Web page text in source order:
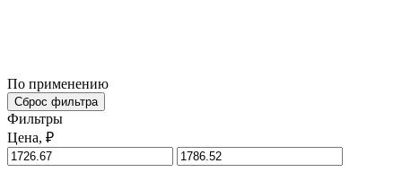
По применению
Сброс фильтра
Фильтры
Цена, ₽